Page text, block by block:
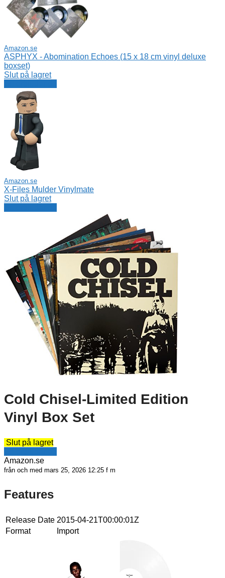
Amazon.se
ASPHYX - Abomination Echoes (15 x 18 cm vinyl deluxe
boxset)
Slut på lagret
Amazon.se
X-Files Mulder Vinylmate
Slut på lagret
Cold Chisel-Limited Edition
Vinyl Box Set
Slut på lagret
Amazon.se
från och med mars 25, 2026 12:25 f m
Features
Release Date 2015-04-21T00:00:01Z
Format
Import